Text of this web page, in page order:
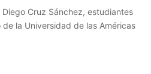
Cruz Sánchez, estudiantes
la Universidad de las Américas